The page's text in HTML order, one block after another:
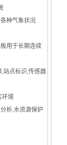
种气象状况
用于长期连续
站点标识,传感器
环境
析,水资源保护